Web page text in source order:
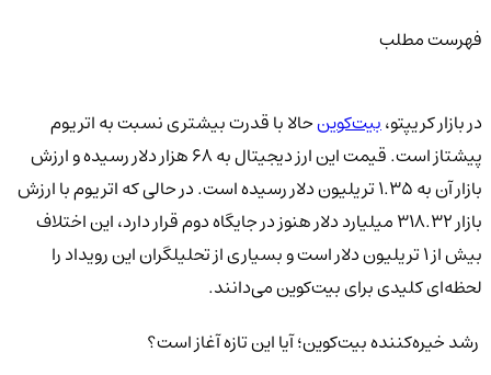
فهرست مطلب
در بازار کریپتو،بیت‌کوینحالا با قدرت بیشتری نسبت به اتریوم
پیشتاز است. قیمت این ارز دیجیتال به ۶۸ هزار دلار رسیده و ارزش
بازار آن به ۱.۳۵ تریلیون دلار رسیده است. در حالی که اتریوم با ارزش
بازار ۳۱۸.۳۲ میلیارد دلار هنوز در جایگاه دوم قرار دارد، این اختلاف
بیش از ۱ تریلیون دلار است و بسیاری از تحلیلگران این رویداد را
لحظه‌ای کلیدی برای بیت‌کوین می‌دانند.
رشد خیره‌کننده بیت‌کوین؛ آیا این تازه آغاز است؟